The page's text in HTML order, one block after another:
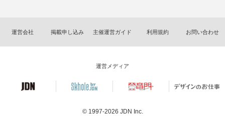
運営会社 掲載申し込み 主催運営ガイド 利用規約 お問い合わせ
運営メディア
© 1997-2026 JDN Inc.